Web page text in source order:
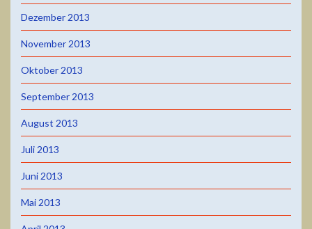
Dezember 2013
November 2013
Oktober 2013
September 2013
August 2013
Juli 2013
Juni 2013
Mai 2013